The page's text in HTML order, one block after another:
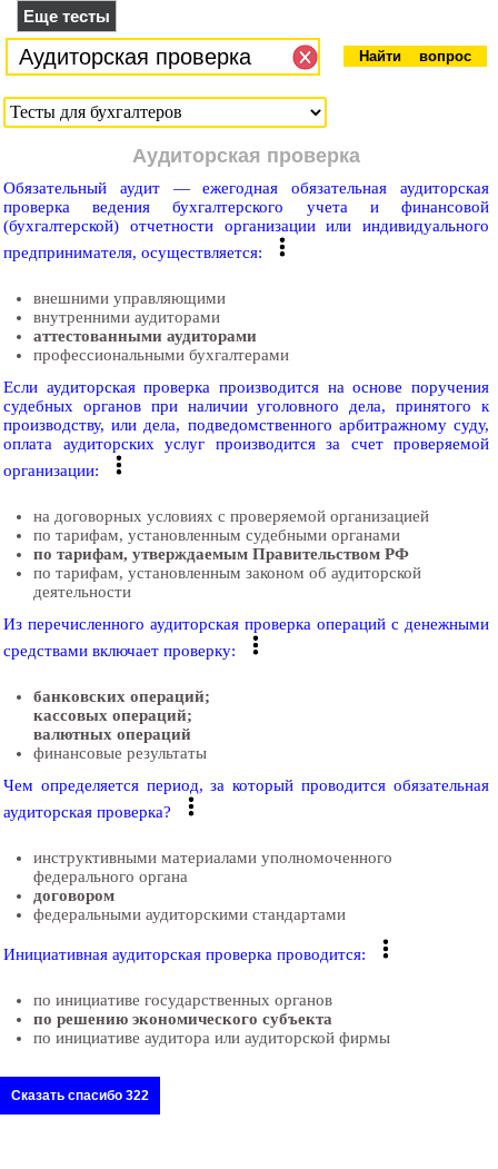
Еще тесты
Аудиторская проверка
Обязательный аудит — ежегодная обязательная аудиторская
проверка ведения бухгалтерского учета и финансовой
(бухгалтерской) отчетности организации или индивидуального
предпринимателя, осуществляется:
внешними управляющими
внутренними аудиторами
аттестованными аудиторами
профессиональными бухгалтерами
Если аудиторская проверка производится на основе поручения
судебных органов при наличии уголовного дела, принятого к
производству, или дела, подведомственного арбитражному суду,
оплата аудиторских услуг производится за счет проверяемой
организации:
на договорных условиях с проверяемой организацией
по тарифам, установленным судебными органами
по тарифам, утверждаемым Правительством РФ
по тарифам, установленным законом об аудиторской
деятельности
Из перечисленного аудиторская проверка операций с денежными
средствами включает проверку:
банковских операций;
кассовых операций;
валютных операций
финансовые результаты
Чем определяется период, за который проводится обязательная
аудиторская проверка?
инструктивными материалами уполномоченного
федерального органа
договором
федеральными аудиторскими стандартами
Инициативная аудиторская проверка проводится:
по инициативе государственных органов
по решению экономического субъекта
по инициативе аудитора или аудиторской фирмы
Сказать спасибо 322